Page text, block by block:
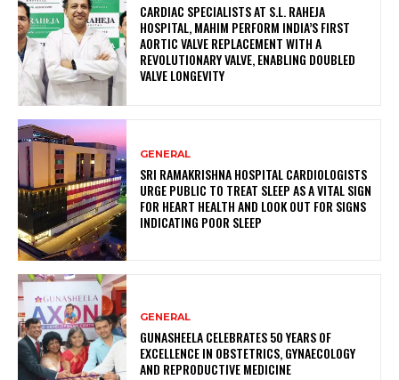
CARDIAC SPECIALISTS AT S.L. RAHEJA
HOSPITAL, MAHIM PERFORM INDIA’S FIRST
AORTIC VALVE REPLACEMENT WITH A
REVOLUTIONARY VALVE, ENABLING DOUBLED
VALVE LONGEVITY
GENERAL
SRI RAMAKRISHNA HOSPITAL CARDIOLOGISTS
URGE PUBLIC TO TREAT SLEEP AS A VITAL SIGN
FOR HEART HEALTH AND LOOK OUT FOR SIGNS
INDICATING POOR SLEEP
GENERAL
GUNASHEELA CELEBRATES 50 YEARS OF
EXCELLENCE IN OBSTETRICS, GYNAECOLOGY
AND REPRODUCTIVE MEDICINE